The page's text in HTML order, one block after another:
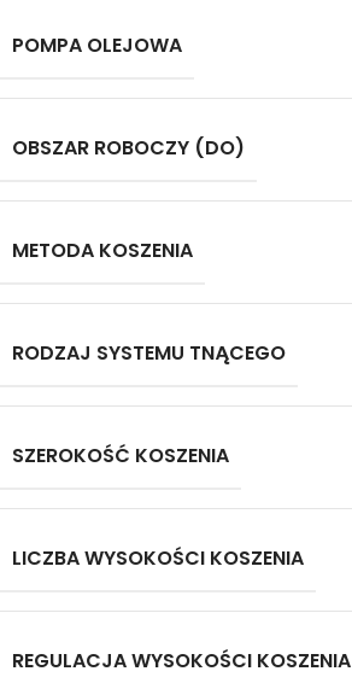
POMPA OLEJOWA
OBSZAR ROBOCZY (DO)
METODA KOSZENIA
RODZAJ SYSTEMU TNĄCEGO
SZEROKOŚĆ KOSZENIA
LICZBA WYSOKOŚCI KOSZENIA
REGULACJA WYSOKOŚCI KOSZENIA